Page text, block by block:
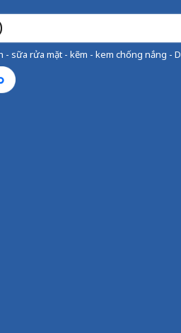
- sữa rửa mặt - kẽm - kem chống nắng -